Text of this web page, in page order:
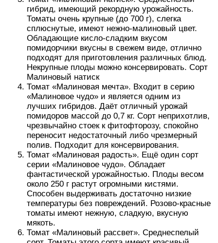
гибрид, имеющий рекордную урожайность.
Томаты очень крупные (до 700 г), слегка
сплюснутые, имеют нежно-малиновый цвет.
Обладающие кисло-сладким вкусом
помидорчики вкусны в свежем виде, отлично
подходят для приготовления различных блюд.
Некрупные плоды можно консервировать. Сорт
Малиновый натиск
Томат «Малиновая мечта». Входит в серию
«Малиновое чудо» и является одним из
лучших гибридов. Даёт отличный урожай
помидоров массой до 0,7 кг. Сорт неприхотлив,
чрезвычайно стоек к фитофторозу, спокойно
переносит недостаточный либо чрезмерный
полив. Подходит для консервирования.
Томат «Малиновая радость». Ещё один сорт
серии «Малиновое чудо». Обладает
фантастической урожайностью. Плоды весом
около 250 г растут огромными кистями.
Способен выдерживать достаточно низкие
температуры без повреждений. Розово-красные
томаты имеют нежную, сладкую, вкусную
мякоть.
Томат «Малиновый рассвет». Среднеспелый